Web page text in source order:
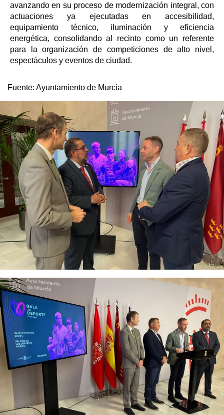
avanzando en su proceso de modernización integral, con
actuaciones ya ejecutadas en accesibilidad,
equipamiento técnico, iluminación y eficiencia
energética, consolidando al recinto como un referente
para la organización de competiciones de alto nivel,
espectáculos y eventos de ciudad.
Fuente: Ayuntamiento de Murcia